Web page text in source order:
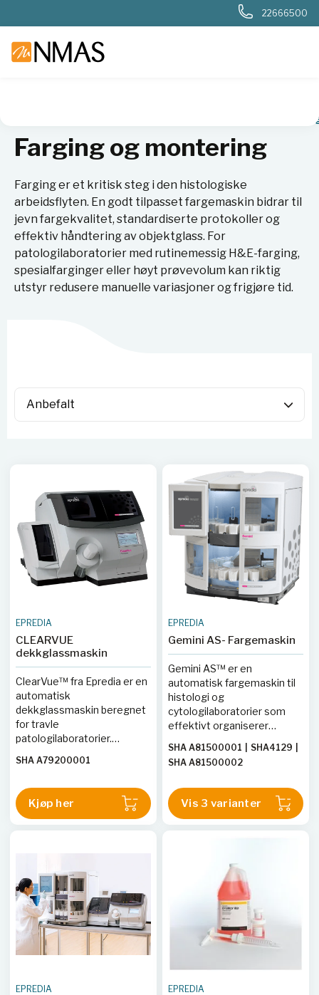
22666500
Farging
Farging og montering
Farging er et kritisk steg i den histologiske
arbeidsflyten. En godt tilpasset fargemaskin bidrar til
jevn fargekvalitet, standardiserte protokoller og
effektiv håndtering av objektglass. For
patologilaboratorier med rutinemessig H&E-farging,
spesialfarginger eller høyt prøvevolum kan riktig
utstyr redusere manuelle variasjoner og frigjøre tid.
EPREDIA
CLEARVUE
dekkglassmaskin
ClearVue™ fra Epredia er en
automatisk
dekkglassmaskin beregnet
for travle
patologilaboratorier.
både histologi- og
uten behov for
brukerinteraksjon,
med objektglass kan lastes
inn samtidig og ClearVue
håndterer opptil 11 stativer
om gangen med «load-on-
demand»-funksjonalitet.
SHA A79200001
Kjøp her
EPREDIA
Gemini AS- Fargemaskin
Gemini AS™ er en
automatisk fargemaskin til
histologi og
cytologilaboratorier som
effektivt organiserer
utstryk og snitt på
laboratoriet.
SHA A81500001 SHA4129
SHA A81500002
Vis 3 varianter
EPREDIA EPREDIA